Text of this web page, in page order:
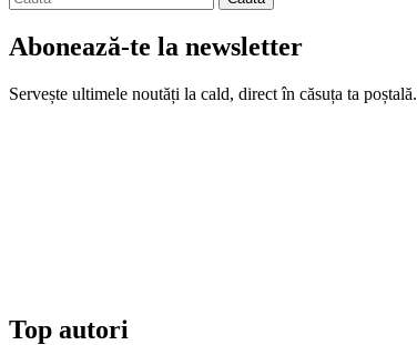
Abonează-te la newsletter
Servește ultimele noutăți la cald, direct în căsuța ta poștală.
Top autori